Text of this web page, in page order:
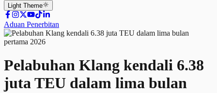
Light Theme
Aduan Penerbitan
Pelabuhan Klang kendali 6.38
juta TEU dalam lima bulan